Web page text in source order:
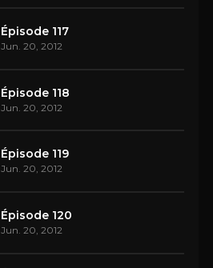
Épisode 117
Jun. 20, 2012
Épisode 118
Jun. 20, 2012
Épisode 119
Jun. 20, 2012
Épisode 120
Jun. 20, 2012